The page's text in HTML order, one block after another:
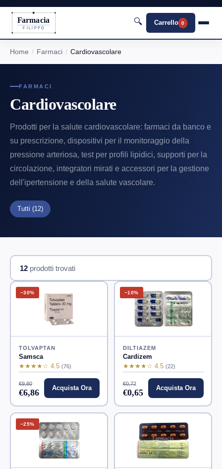
Farmacia
FILIPPO
🔍 Carrello 0
Home Farmaci Cardiovascolare
FARMACI
Cardiovascolare
Prodotti per la salute cardiovascolare: farmaci da banco e
su prescrizione, dispositivi per il monitoraggio della
pressione arteriosa, test per profili lipidici, supporti per la
circolazione, integratori mirati e accessori per la gestione
dell'ipertensione e della salute vascolare.
Tutti (12)
12 prodotti trovati
−30%
TOLVAPTAN
Samsca
★★★★☆ 4.5 (76)
€9,80
€6,86 Acquista Ora
−10%
DILTIAZEM
Cardizem
★★★★☆ 4.5 (22)
€0,72
€0,65 Acquista Ora
−25%